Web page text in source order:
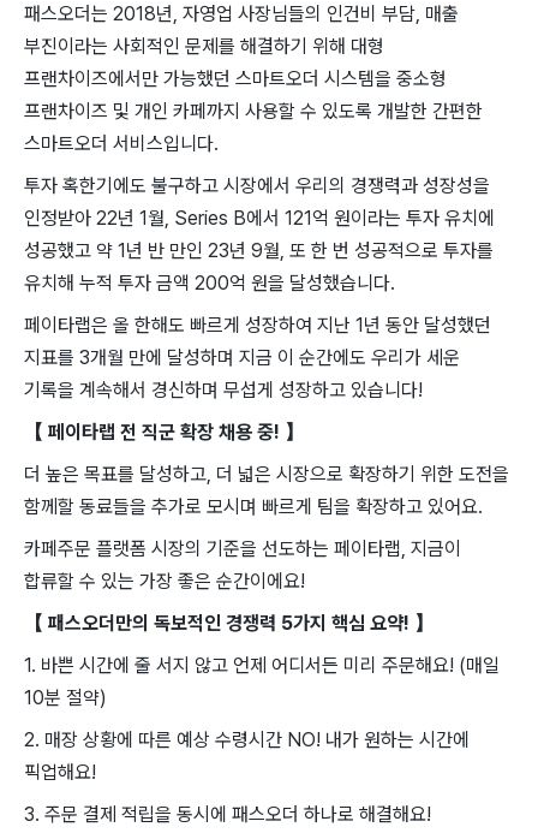
패스오더는 2018년, 자영업 사장님들의 인건비 부담, 매출
부진이라는 사회적인 문제를 해결하기 위해 대형
프랜차이즈에서만 가능했던 스마트오더 시스템을 중소형
프랜차이즈 및 개인 카페까지 사용할 수 있도록 개발한 간편한
스마트오더 서비스입니다.
투자 혹한기에도 불구하고 시장에서 우리의 경쟁력과 성장성을
인정받아 22년 1월, Series B에서 121억 원이라는 투자 유치에
성공했고 약 1년 반 만인 23년 9월, 또 한 번 성공적으로 투자를
유치해 누적 투자 금액 200억 원을 달성했습니다.
페이타랩은 올 한해도 빠르게 성장하여 지난 1년 동안 달성했던
지표를 3개월 만에 달성하며 지금 이 순간에도 우리가 세운
기록을 계속해서 경신하며 무섭게 성장하고 있습니다!
【 페이타랩 전 직군 확장 채용 중! 】
더 높은 목표를 달성하고, 더 넓은 시장으로 확장하기 위한 도전을
함께할 동료들을 추가로 모시며 빠르게 팀을 확장하고 있어요.
카페주문 플랫폼 시장의 기준을 선도하는 페이타랩, 지금이
합류할 수 있는 가장 좋은 순간이에요!
【 패스오더만의 독보적인 경쟁력 5가지 핵심 요약! 】
1. 바쁜 시간에 줄 서지 않고 언제 어디서든 미리 주문해요! (매일
10분 절약)
2. 매장 상황에 따른 예상 수령시간 NO! 내가 원하는 시간에
픽업해요!
3. 주문 결제 적립을 동시에 패스오더 하나로 해결해요!